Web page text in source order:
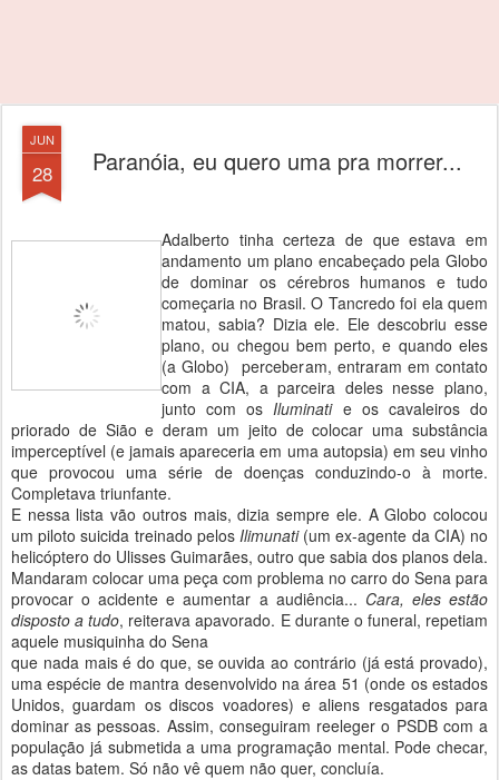
JUN
28 Paranóia, eu quero uma pra morrer...
Adalberto tinha certeza de que estava em
andamento um plano encabeçado pela Globo
de dominar os cérebros humanos e tudo
começaria no Brasil. O Tancredo foi ela quem
matou, sabia? Dizia ele. Ele descobriu esse
plano, ou chegou bem perto, e quando eles
(a Globo) perceberam, entraram em contato
com a CIA, a parceira deles nesse plano,
junto com osIluminatie os cavaleiros do
priorado de Sião e deram um jeito de colocar uma substância
imperceptível (e jamais apareceria em uma autopsia) em seu vinho
que provocou uma série de doenças conduzindo-o à morte.
Completava triunfante.
E nessa lista vão outros mais, dizia sempre ele. A Globo colocou
um piloto suicida treinado pelos Ilimunati(um ex-agente da CIA) no
helicóptero do Ulisses Guimarães, outro que sabia dos planos dela.
Mandaram colocar uma peça com problema no carro do Sena para
provocar o acidente e aumentar a audiência... Cara, eles estão
disposto a tudo, reiterava apavorado. E durante o funeral, repetiam
aquele musiquinha do Sena
que nada mais é do que, se ouvida ao contrário (já está provado),
uma espécie de mantra desenvolvido na área 51 (onde os estados
Unidos, guardam os discos voadores) e aliens resgatados para
dominar as pessoas. Assim, conseguiram reeleger o PSDB com a
população já submetida a uma programação mental. Pode checar,
as datas batem. Só não vê quem não quer, concluía.